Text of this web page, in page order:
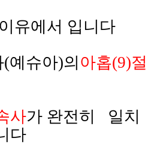
유에서 입니다
(예슈아)의 아홉(9)절
사가 완전히
일치
다